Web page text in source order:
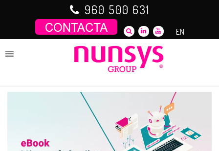
960 500 631
EN